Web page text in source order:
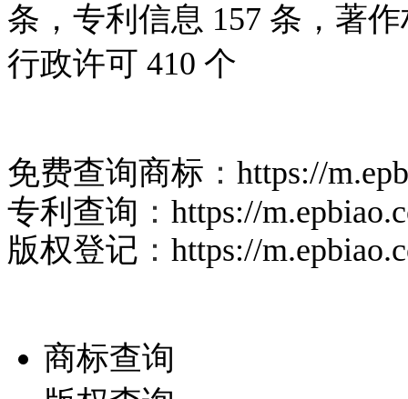
条，专利信息 157 条，著
行政许可 410 个
免费查询商标 ： https://
专利查询 ： https://
版权登记 ： https://
商标查询